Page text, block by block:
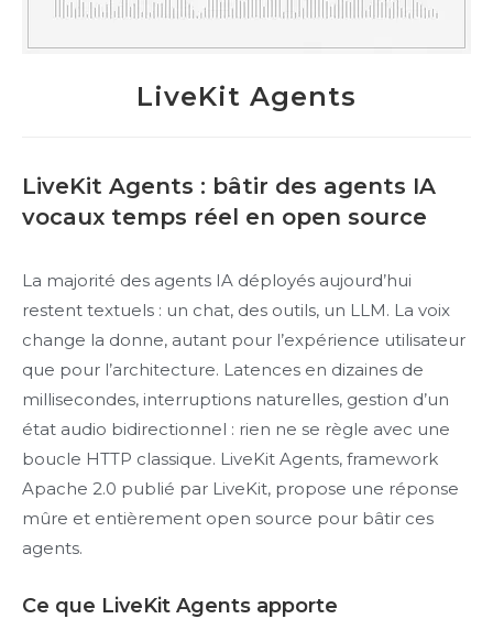
LiveKit Agents
LiveKit Agents : bâtir des agents IA
vocaux temps réel en open source
La majorité des agents IA déployés aujourd’hui
restent textuels : un chat, des outils, un LLM. La voix
change la donne, autant pour l’expérience utilisateur
que pour l’architecture. Latences en dizaines de
millisecondes, interruptions naturelles, gestion d’un
état audio bidirectionnel : rien ne se règle avec une
boucle HTTP classique. LiveKit Agents, framework
Apache 2.0 publié par LiveKit, propose une réponse
mûre et entièrement open source pour bâtir ces
agents.
Ce que LiveKit Agents apporte